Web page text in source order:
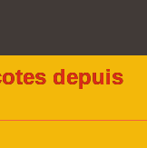
depuis